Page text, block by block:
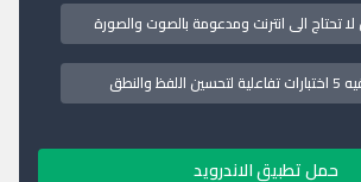
تحتاج الى انترنت ومدعومة بالصوت والصورة
والنطق
حمل تطبيق الاندرويد